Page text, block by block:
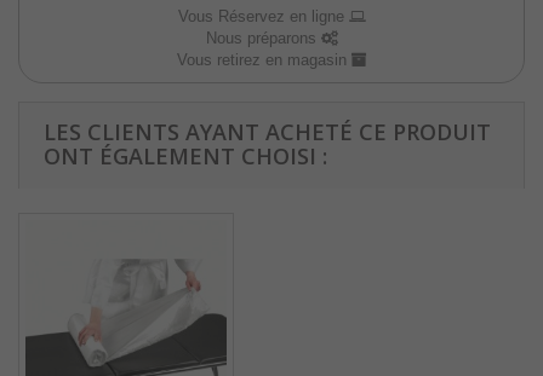
Vous Réservez en ligne
Nous préparons
Vous retirez en magasin
LES CLIENTS AYANT ACHETÉ CE PRODUIT
ONT ÉGALEMENT CHOISI :